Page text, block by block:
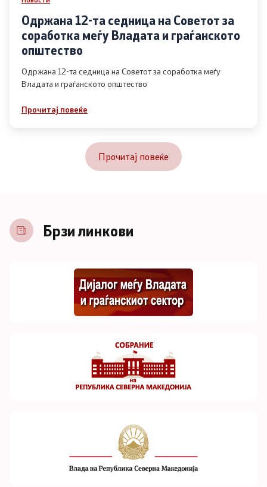
Одржана 12-та седница на Советот за
соработка меѓу Владата и граѓанското
општество
Одржана 12-та седница на Советот за соработка меѓу
Владата и граѓанското општество
Прочитај повеќе
Прочитај повеќе
Брзи линкови